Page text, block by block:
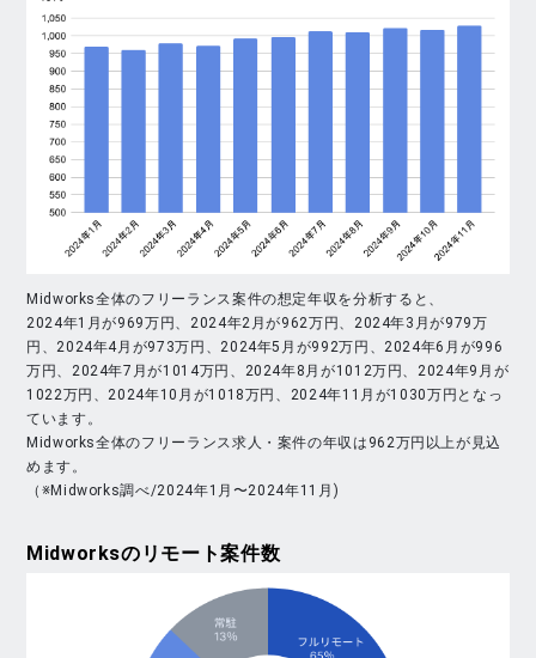
Midworks全体のフリーランス案件の想定年収を分析すると、
2024年1月が969万円、2024年2月が962万円、2024年3月が979万
円、2024年4月が973万円、2024年5月が992万円、2024年6月が996
万円、2024年7月が1014万円、2024年8月が1012万円、2024年9月が
1022万円、2024年10月が1018万円、2024年11月が1030万円となっ
ています。
Midworks全体のフリーランス求人・案件の年収は962万円以上が見込
めます。
（※Midworks調べ/2024年1月〜2024年11月)
Midworksのリモート案件数